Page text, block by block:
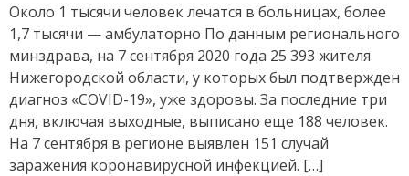
Около 1 тысячи человек лечатся в больницах, более
1,7 тысячи — амбулаторно По данным регионального
минздрава, на 7 сентября 2020 года 25 393 жителя
Нижегородской области, у которых был подтвержден
диагноз «COVID-19», уже здоровы. За последние три
дня, включая выходные, выписано еще 188 человек.
На 7 сентября в регионе выявлен 151 случай
заражения коронавирусной инфекцией. […]